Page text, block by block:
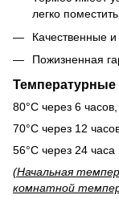
легко
Качественные
Пожизненная
Температурные
80°С через 6 часов,
70°С через 12
56°С через 24 часа
(Начальная
комнатной